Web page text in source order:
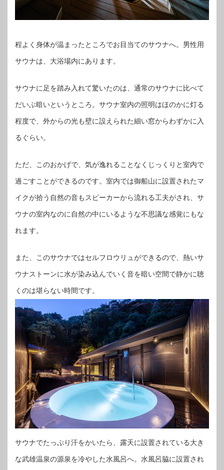
程よく身体が温まったところでお目当てのサウナへ。男性用
サウナは、大浴場内にあります。
サウナに足を踏み入れて驚いたのは、通常のサウナに比べて
だいぶ暗いというところ。サウナ室内の照明はほのかに灯る
程度で、外からの光も壁に設えられた細い窓からわずかに入
るぐらい。
ただ、このおかげで、気が逸れることなくじっくりと室内で
過ごすことができるのです。室内では御船山に設置されたマ
イクが拾う自然の音もスピーカーから流れる工夫がされ、サ
ウナの室内なのに自然の中にいるような不思議な感覚にもな
れます。
また、このサウナではセルフロウリュができるので、熱いサ
ウナストーンに水が染み込んでいく音を暗い空間で静かに聴
くのは堪らない時間です。
サウナでたっぷり汗をかいたら、露天に設置されている大き
な武雄温泉の源泉を冷やした水風呂へ。水風呂脇に設置され